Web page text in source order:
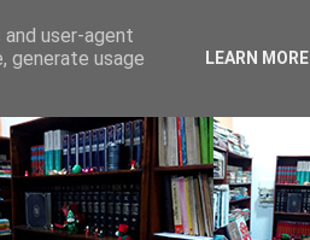
user-agent
generate usage
LEARN MORE